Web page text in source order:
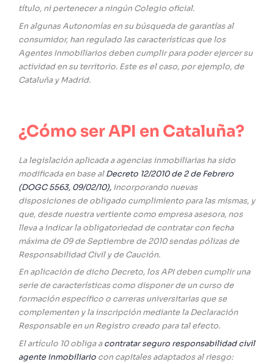
título, ni pertenecer a ningún Colegio oficial.
En algunas Autonomías en su búsqueda de garantías al
consumidor, han regulado las características que los
Agentes Inmobiliarios deben cumplir para poder ejercer su
actividad en su territorio. Este es el caso, por ejemplo, de
Cataluña y Madrid.
¿Cómo ser API en Cataluña?
La legislación aplicada a agencias inmobiliarias ha sido
modificada en base alDecreto 12/2010 de 2 de Febrero
(DOGC 5563, 09/02/10), incorporando nuevas
disposiciones de obligado cumplimiento para las mismas, y
que, desde nuestra vertiente como empresa asesora, nos
lleva a indicar la obligatoriedad de contratar con fecha
máxima de 09 de Septiembre de 2010 sendas pólizas de
Responsabilidad Civil y de Caución.
En aplicación de dicho Decreto, los API deben cumplir una
serie de características como disponer de un curso de
formación específico o carreras universitarias que se
complementen y la inscripción mediante la Declaración
Responsable en un Registro creado para tal efecto.
El artículo 10 obliga acontratar seguro responsabilidad civil
agente inmobiliario con capitales adaptados al riesgo: